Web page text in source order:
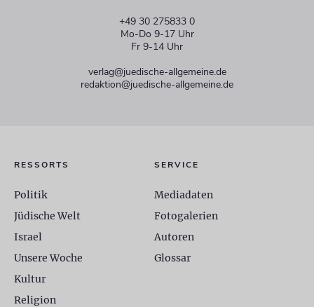
+49 30 275833 0
Mo-Do 9-17 Uhr
Fr 9-14 Uhr
verlag@juedische-allgemeine.de
redaktion@juedische-allgemeine.de
RESSORTS
Politik
Jüdische Welt
Israel
Unsere Woche
Kultur
Religion
SERVICE
Mediadaten
Fotogalerien
Autoren
Glossar